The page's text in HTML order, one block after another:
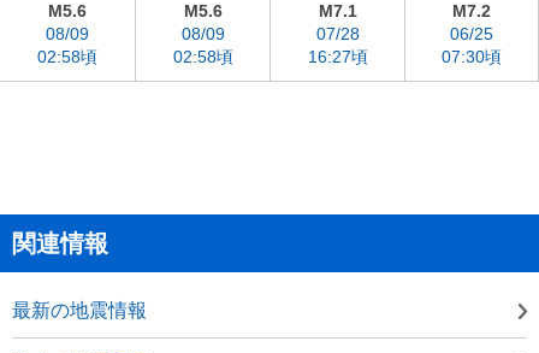
M5.6
08/09
02:58頃
M5.6
08/09
02:58頃
M7.1
07/28
16:27頃
M7.2
06/25
07:30頃
関連情報
最新の地震情報